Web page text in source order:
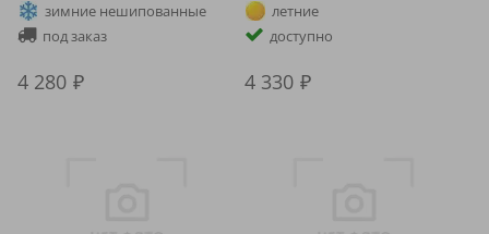
зимние нешипованные
под заказ
4 280
летние
доступно
4 330